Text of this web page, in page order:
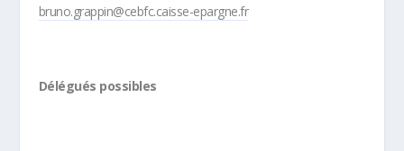
bruno.grappin@cebfc.caisse-epargne.fr
Délégués possibles